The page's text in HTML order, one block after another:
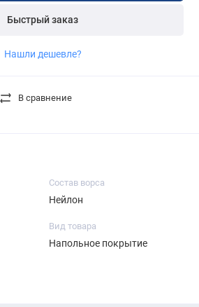
Быстрый заказ
Нашли дешевле?
В сравнение
Состав ворса
Нейлон
Вид товара
Напольное покрытие